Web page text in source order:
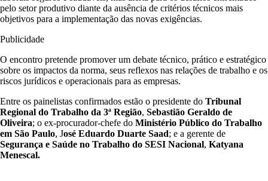
pelo setor produtivo diante da ausência de critérios técnicos mais
objetivos para a implementação das novas exigências.
Publicidade
O encontro pretende promover um debate técnico, prático e estratégico
sobre os impactos da norma, seus reflexos nas relações de trabalho e os
riscos jurídicos e operacionais para as empresas.
Entre os painelistas confirmados estão o presidente do Tribunal
Regional do Trabalho da 3ª Região, Sebastião Geraldo de
Oliveira; o ex-procurador-chefe do Ministério Público do Trabalho
em São Paulo, José Eduardo Duarte Saad
Segurança e Saúde no Trabalho do SESI Nacional, Katyana
Menescal.